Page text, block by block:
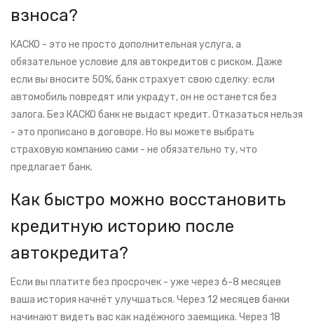
взноса?
КАСКО - это не просто дополнительная услуга, а
обязательное условие для автокредитов с риском. Даже
если вы вносите 50%, банк страхует свою сделку: если
автомобиль повредят или украдут, он не останется без
залога. Без КАСКО банк не выдаст кредит. Отказаться нельзя
- это прописано в договоре. Но вы можете выбрать
страховую компанию сами - не обязательно ту, что
предлагает банк.
Как быстро можно восстановить
кредитную историю после
автокредита?
Если вы платите без просрочек - уже через 6-8 месяцев
ваша история начнёт улучшаться. Через 12 месяцев банки
начинают видеть вас как надёжного заемщика. Через 18